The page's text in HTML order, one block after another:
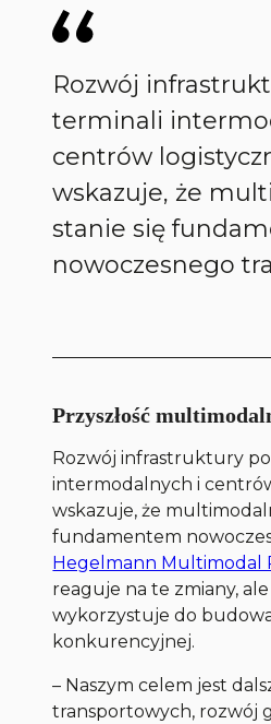
Rozwój
terminali
centrów
wskazuje, że
stanie się
nowoczesnego
Przyszłość
Rozwój infrastruktury
intermodalnych i
wskazuje, że
fundamentem
Hegelmann Multimodal
reaguje na te zmiany,
wykorzystuje do
konkurencyjnej.
– Naszym celem jest
transportowych, rozwój